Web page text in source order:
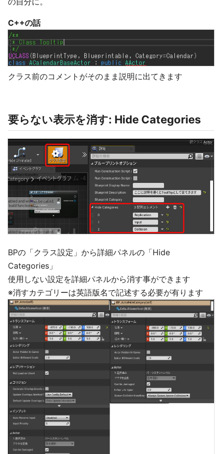
C++の話
クラス前のコメントがそのまま説明に出てきます
要らない表示を消す: Hide Categories
BPの「クラス設定」から詳細パネルの「Hide
Categories」
使用しない設定を詳細パネルから消す事ができます
※消すカテゴリーは英語版名で記述する必要が有ります